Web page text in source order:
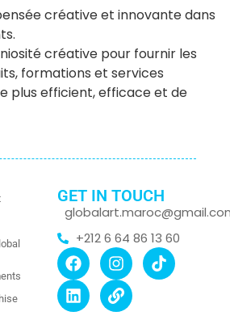
créative et innovante dans
créative pour fournir les
formations et services
plus efficient, efficace et de
GET IN TOUCH
+212 6 64 86 13 60